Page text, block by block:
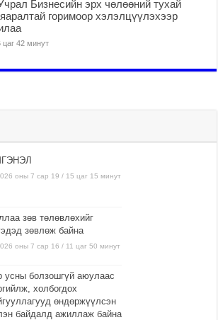
Бизнесийн эрх чөлөөний тухай
горимоор хэлэлцүүлэхээр
42 минут
оны 7 сар 19 / 15 цаг 15 минут
зөв төлөвлөхийг
зөвлөж байна
оны 7 сар 16 / 11 цаг 50 минут
усны болзошгүй аюулаас
холбогдох
өндөржүүлсэн
байдалд ажиллаж байна